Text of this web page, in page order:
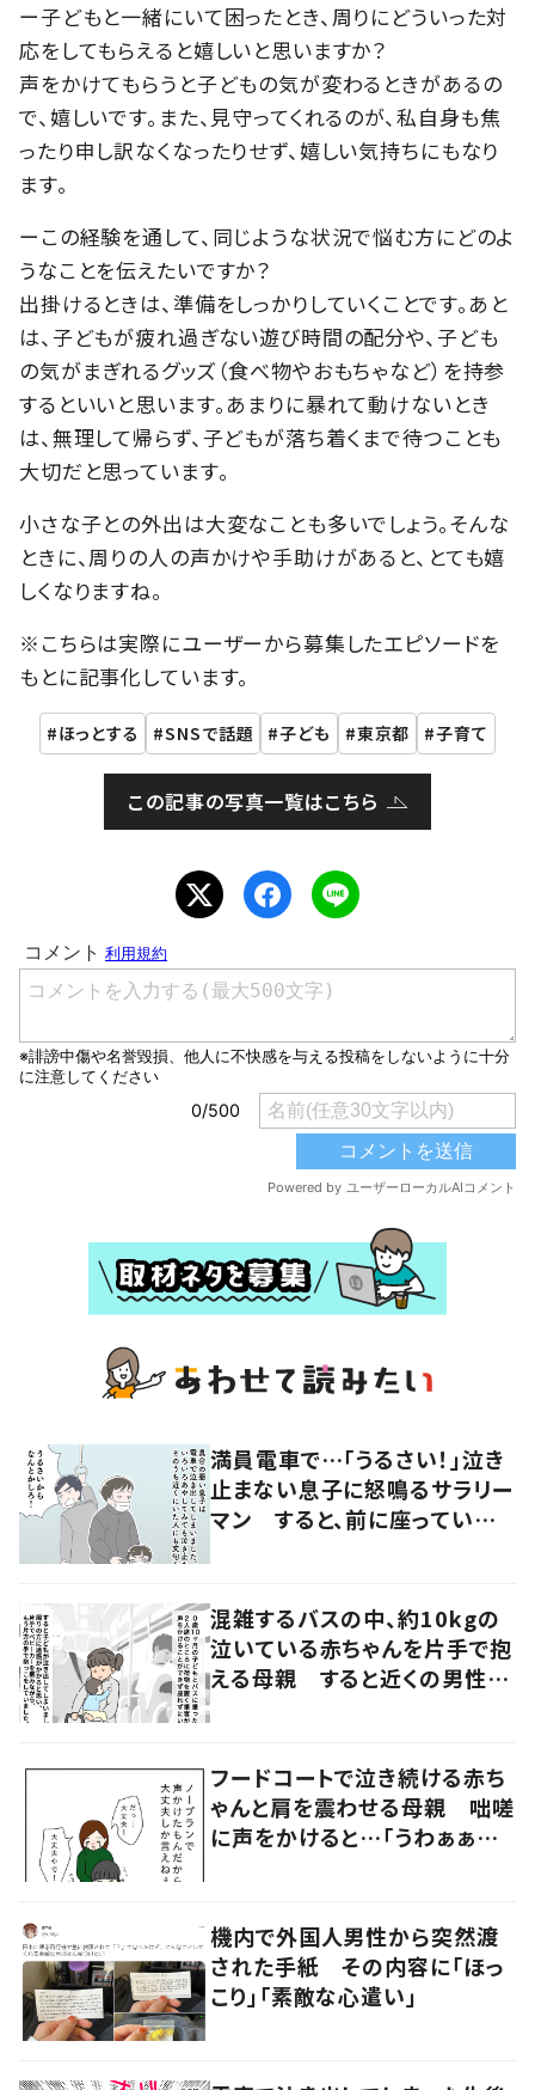
ー子どもと一緒にいて困ったとき、周りにどういった対
応をしてもらえると嬉しいと思いますか？
声をかけてもらうと子どもの気が変わるときがあるの
で、嬉しいです。また、見守ってくれるのが、私自身も焦
ったり申し訳なくなったりせず、嬉しい気持ちにもなり
ます。
ーこの経験を通して、同じような状況で悩む方にどのよ
うなことを伝えたいですか？
出掛けるときは、準備をしっかりしていくことです。あと
は、子どもが疲れ過ぎない遊び時間の配分や、子ども
の気がまぎれるグッズ（食べ物やおもちゃなど）を持参
するといいと思います。あまりに暴れて動けないとき
は、無理して帰らず、子どもが落ち着くまで待つことも
大切だと思っています。
小さな子との外出は大変なことも多いでしょう。そんな
ときに、周りの人の声かけや手助けがあると、とても嬉
しくなりますね。
※こちらは実際にユーザーから募集したエピソードを
もとに記事化しています。
ほっとする SNSで話題 子ども 東京都 子育て
この記事の写真一覧はこちら
満員電車で…「うるさい！」泣き
止まない息子に怒鳴るサラリー
マン すると、前に座っていた
混雑するバスの中、約10kgの
泣いている赤ちゃんを片手で抱
える母親 すると近くの男性が
フードコートで泣き続ける赤ち
ゃんと肩を震わせる母親 咄嗟
に声をかけると…「うわぁぁぁ」
機内で外国人男性から突然渡
された手紙 その内容に「ほっ
こり」「素敵な心遣い」